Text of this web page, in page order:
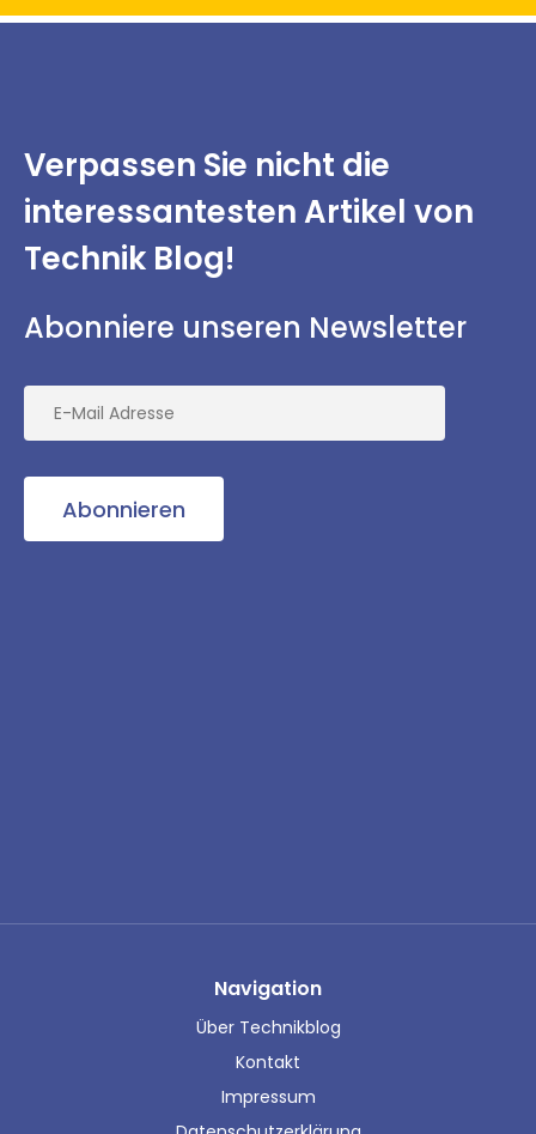
Verpassen Sie nicht die
interessantestenArtikel von
Technik Blog!
Abonniere unseren Newsletter
Abonnieren
Navigation
Über Technikblog
Kontakt
Impressum